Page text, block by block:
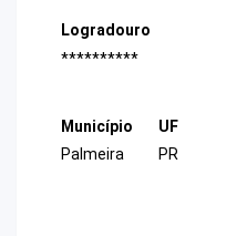
Logradouro
**********
Município
Palmeira
UF
PR